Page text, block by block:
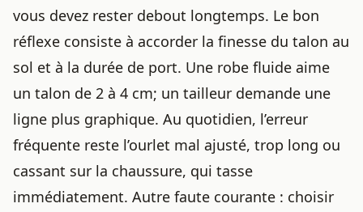
vous devez rester debout longtemps. Le bon
réflexe consiste à accorder la finesse du talon au
sol et à la durée de port. Une robe fluide aime
un talon de 2 à 4 cm; un tailleur demande une
ligne plus graphique. Au quotidien, l’erreur
fréquente reste l’ourlet mal ajusté, trop long ou
cassant sur la chaussure, qui tasse
immédiatement. Autre faute courante : choisir